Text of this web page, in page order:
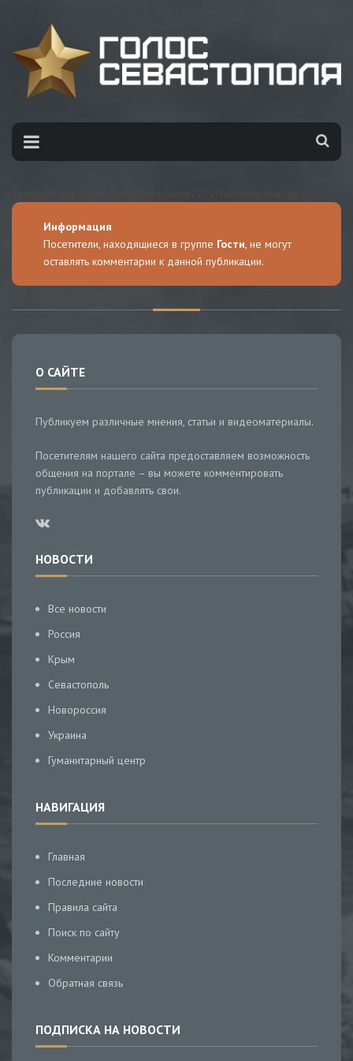
Информация
Посетители, находящиеся в группе Гости, не могут
оставлять комментарии к данной публикации.
О САЙТЕ
Публикуем различные мнения, статьи и видеоматериалы.
Посетителям нашего сайта предоставляем возможность
общения на портале – вы можете комментировать
публикации и добавлять свои.
НОВОСТИ
Все новости
Россия
Крым
Севастополь
Новороссия
Украина
Гуманитарный центр
НАВИГАЦИЯ
Главная
Последние новости
Правила сайта
Поиск по сайту
Комментарии
Обратная связь
ПОДПИСКА НА НОВОСТИ